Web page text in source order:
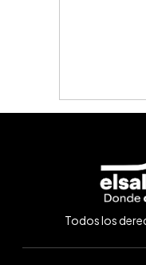
Todos los